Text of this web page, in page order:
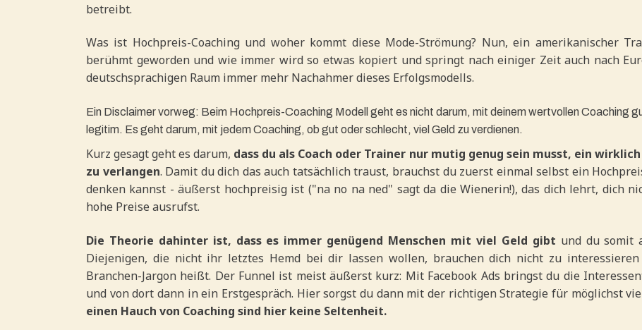
betreibt.
Was ist Hochpreis-Coaching und woher kommt diese Mode-Strömung? Nun, ein amerikanischer
berühmt geworden und wie immer wird so etwas kopiert und springt nach einiger Zeit auch nach
deutschsprachigen Raum immer mehr Nachahmer dieses Erfolgsmodells.
Ein Disclaimer vorweg: Beim Hochpreis-Coaching Modell geht es nicht darum, mit deinem wertvollen Coaching
legitim. Es geht darum, mit jedem Coaching, ob gut oder schlecht, viel Geld zu verdienen.
Kurz gesagt geht es darum, dass du als Coach oder Trainer nur mutig genug sein musst, ein
zu verlangen. Damit du dich das auch tatsächlich traust, brauchst du zuerst einmal selbst ein
denken kannst - äußerst hochpreisig ist ("na no na ned" sagt da die Wienerin!), das dich lehrt, dich
hohe Preise ausrufst.
Die Theorie dahinter ist, dass es immer genügend Menschen mit viel Geld gibt und du somit
Diejenigen, die nicht ihr letztes Hemd bei dir lassen wollen, brauchen dich nicht zu
Branchen-Jargon heißt. Der Funnel ist meist äußerst kurz: Mit Facebook Ads bringst du die
und von dort dann in ein Erstgespräch. Hier sorgst du dann mit der richtigen Strategie für möglichst
einen Hauch von Coaching sind hier keine Seltenheit.